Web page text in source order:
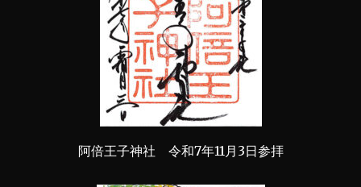
阿倍王子神社 令和7年11月3日参拝